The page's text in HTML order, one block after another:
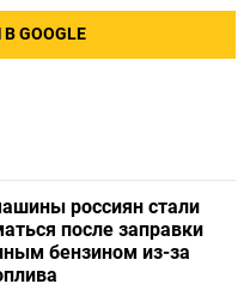
GOOGLE
россиян стали
после заправки
бензином из-за